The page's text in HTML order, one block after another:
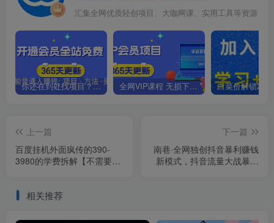
汇集全网优质轻创项目、大咖网课、实用工具等资源
你还在到处找项目？还在当韭菜？我靠卖项目一个月收入5万+，曾经我也是个失败者。 全网VIP课程 无损下载~.~
上一篇
百度挂机外面疯传的390-
3980的学费拆解【不需要脚
下一篇
南巷·全网独创抖音暴利赚钱
新模式，抖音流量大战暴利
相关推荐